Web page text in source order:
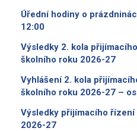
Úřední hodiny o
12:00
Výsledky 2. kola
školního roku 2026-27
Vyhlášení 2. kola
školního roku 2026-27 –
Výsledky přijímacího
2026-27